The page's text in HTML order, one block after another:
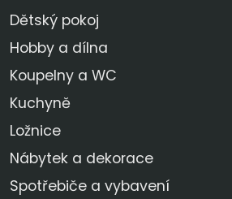
Dětský pokoj
Hobby a dílna
Koupelny a WC
Kuchyně
Ložnice
Nábytek a dekorace
Spotřebiče a vybavení